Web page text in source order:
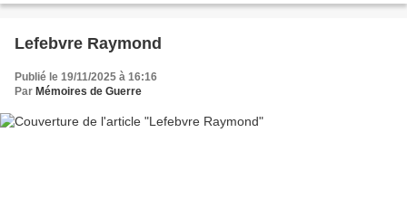
Lefebvre Raymond
Publié le 19/11/2025 à 16:16
Par Mémoires de Guerre